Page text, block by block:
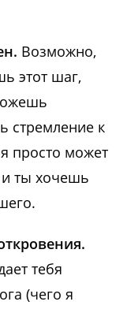
Возможно,
этот шаг,
стремление к
просто может
ты хочешь
тебя
(чего я